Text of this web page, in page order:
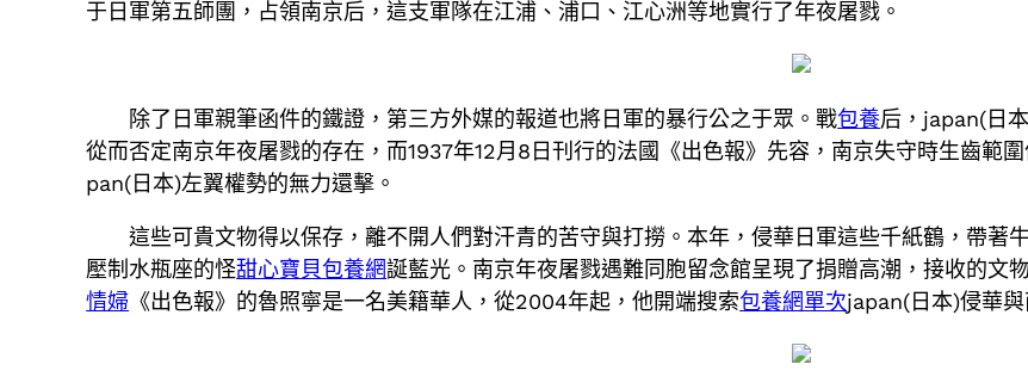
于日軍第五師團，占領南京后，這支軍隊在江浦、浦口、江心洲等地實行了年夜屠戮。
除了日軍親筆函件的鐵證，第三方外媒的報道也將日軍的暴行公之于眾。戰包養后，japan(日
從而否定南京年夜屠戮的存在，而1937年12月8日刊行的法國《出色報》先容，南京失守時生齒範
pan(日本)左翼權勢的無力還擊。
這些可貴文物得以保存，離不開人們對汗青的苦守與打撈。本年，侵華日軍這些千紙鶴，帶著
壓制水瓶座的怪甜心寶貝包養網誕藍光。南京年夜屠戮遇難同胞留念館呈現了捐贈高潮，接收的文
情婦 《出色報》的魯照寧是一名美籍華人，從2004年起，他開端搜索包養網單次japan(日本)侵華